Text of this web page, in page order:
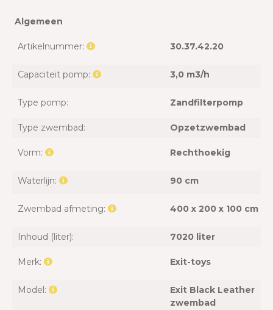
Algemeen
Artikelnummer: 30.37.42.20
Capaciteit pomp: 3,0 m3/h
Type pomp: Zandfilterpomp
Type zwembad: Opzetzwembad
Vorm: Rechthoekig
Waterlijn: 90 cm
Zwembad afmeting: 400 x 200 x 100 cm
Inhoud (liter): 7020 liter
Merk: Exit-toys
Model:
Exit Black Leather
zwembad